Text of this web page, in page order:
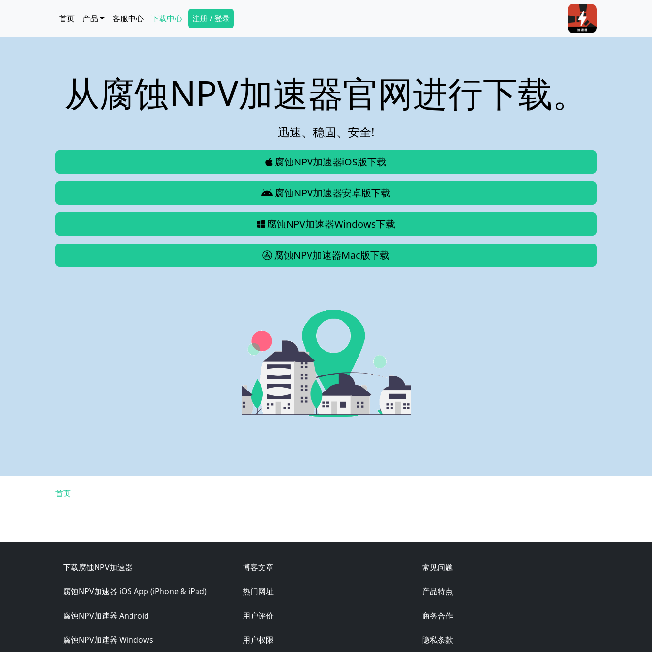
Main navigation
首页 产品 客服中心 下载中心 Secondary Menu
注册 / 登录
从腐蚀NPV加速器官网进行下载。
迅速、稳固、安全!
腐蚀NPV加速器iOS版下载
腐蚀NPV加速器安卓版下载
腐蚀NPV加速器Windows下载
腐蚀NPV加速器Mac版下载
面包屑
首页
Footer
下载腐蚀NPV加速器 博客文章 常见问题
腐蚀NPV加速器 iOS App (iPhone & iPad) 热门网址 产品特点
腐蚀NPV加速器 Android 用户评价 商务合作
腐蚀NPV加速器 Windows 用户权限 隐私条款